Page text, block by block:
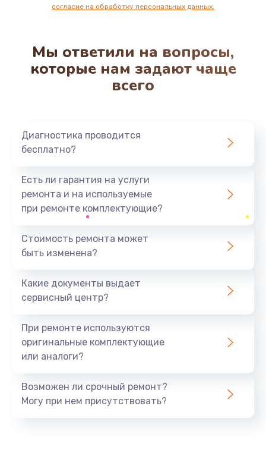
1100 руб.
Замена разъема наушников
550 руб.
1100 руб.
Замена микросхемы управления
1100 руб.
Замена микросхемы NFC
2000 руб.
Замена сальников
2000 руб.
согласие на обработку персональных данных.
Мы ответили на вопросы,
которые нам задают чаще
всего
Диагностика проводится
бесплатно?
Есть ли гарантия на услуги
ремонта и на используемые
при ремонте комплектующие?
Стоимость ремонта может
быть изменена?
Какие документы выдает
сервисный центр?
При ремонте используются
оригинальные комплектующие
или аналоги?
Возможен ли срочный ремонт?
Могу при нем присутствовать?